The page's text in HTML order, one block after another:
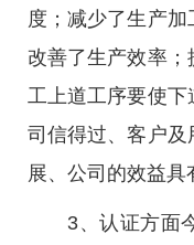
度；减少了生产加
改善了生产效率；
工上道工序要使下
司信得过、客户
展、公司的效益具
3、认证方面